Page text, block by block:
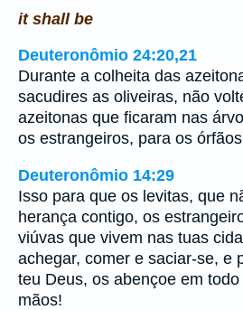
it shall be
Deuteronômio 24:20,21
Durante a colheita das
sacudires as oliveiras, não
azeitonas que ficaram nas
os estrangeiros, para os
Deuteronômio 14:29
Isso para que os levitas, que
herança contigo, os
viúvas que vivem nas tuas
achegar, comer e saciar-se, e
teu Deus, os abençoe em
mãos!